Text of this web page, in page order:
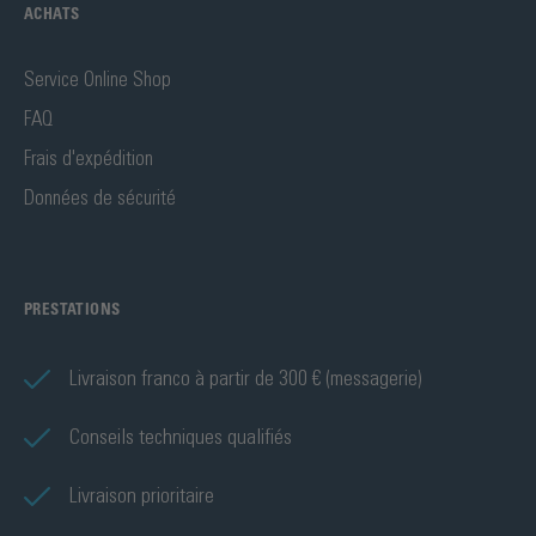
ACHATS
Service Online Shop
FAQ
Frais d'expédition
Données de sécurité
PRESTATIONS
Livraison franco à partir de 300 € (messagerie)
Conseils techniques qualifiés
Livraison prioritaire